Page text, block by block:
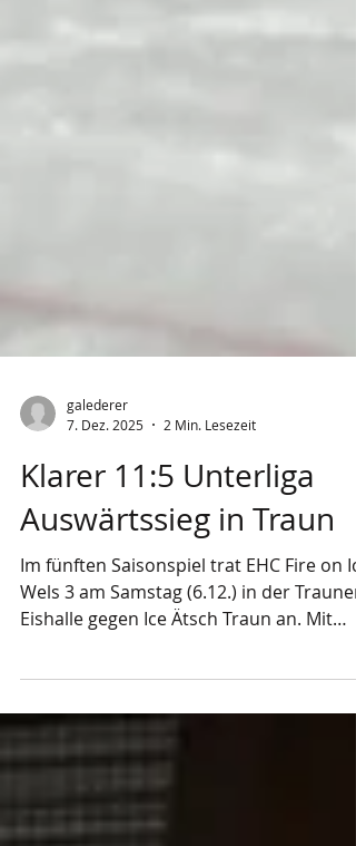
galederer
7. Dez. 2025
2 Min. Lesezeit
Klarer 11:5 Unterliga
Auswärtssieg in Traun
Eishalle gegen Ice Ätsch Traun an. Mit
einer starken Teamleistung sicherte sich
Auswärtserfolg und damit bereits den
dritten Sieg dieser Unterliga-Saison. Foto: